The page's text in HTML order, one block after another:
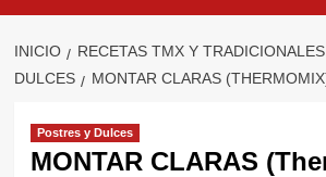
INICIO RECETAS TMX Y TRADICIONALES
DULCES
MONTAR CLARAS
Postres y Dulces
MONTAR CLARAS